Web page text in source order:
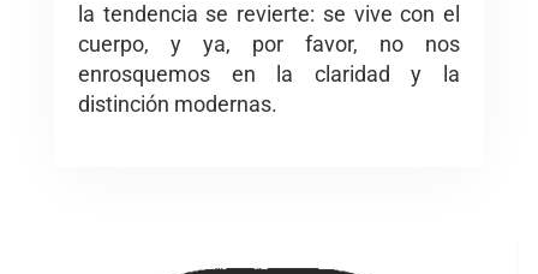
la tendencia se revierte: se vive con el
cuerpo, y ya, por favor, no nos
enrosquemos en la claridad y la
distinción modernas.